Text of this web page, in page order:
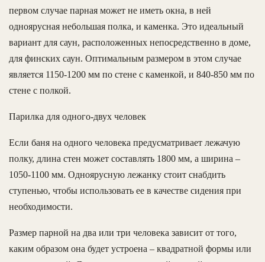
первом случае парная может не иметь окна, в ней
одноярусная небольшая полка, и каменка. Это идеальный
вариант для саун, расположенных непосредственно в доме,
для финских саун. Оптимальным размером в этом случае
является 1150-1200 мм по стене с каменкой, и 840-850 мм по
стене с полкой.
Парилка для одного-двух человек
Если баня на одного человека предусматривает лежачую
полку, длина стен может составлять 1800 мм, а ширина –
1050-1100 мм. Одноярусную лежанку стоит снабдить
ступенью, чтобы использовать ее в качестве сидения при
необходимости.
Размер парной на два или три человека зависит от того,
каким образом она будет устроена – квадратной формы или